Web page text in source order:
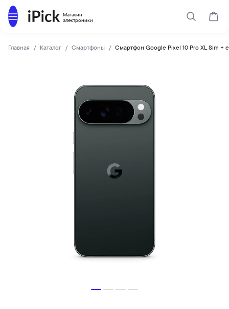
Магазин
электроники
Каталог
Поиск
Главная Каталог Смартфоны Смартфон Google Pixel 10 Pro XL Sim +